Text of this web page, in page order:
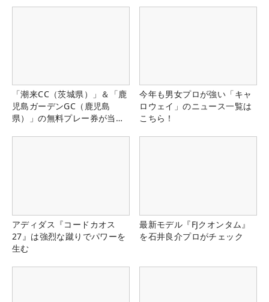
「潮来CC（茨城県）」＆「鹿
児島ガーデンGC（鹿児島
県）」の無料プレー券が当た
今年も男女プロが強い「キャ
ロウェイ」のニュース一覧は
こちら！
アディダス『コードカオス
27』は強烈な蹴りでパワーを
生む
最新モデル『FJクオンタム』
を石井良介プロがチェック